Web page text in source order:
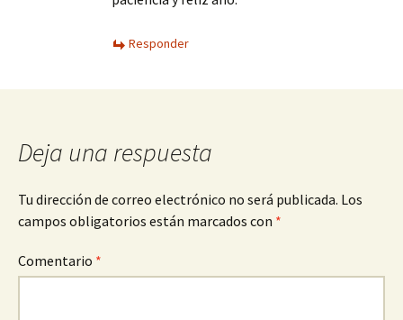
Responder
Deja una respuesta
Tu dirección de correo electrónico no será publicada. Los
campos obligatorios están marcados con *
Comentario *